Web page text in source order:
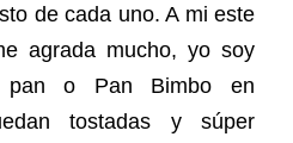
de cada uno. A mi este
agrada mucho, yo soy
o Pan Bimbo en
tostadas y súper